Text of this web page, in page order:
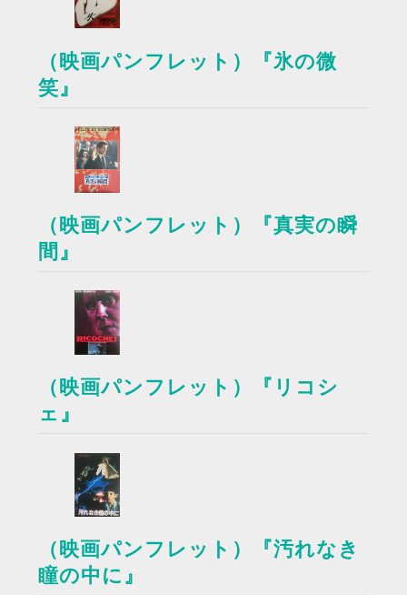
（映画パンフレット）『氷の微
笑』
（映画パンフレット）『真実の瞬
間』
（映画パンフレット）『リコシ
ェ』
（映画パンフレット）『汚れなき
瞳の中に』